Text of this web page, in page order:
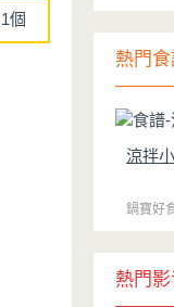
1個
您！
熱門
涼拌
鍋寶好
熱門